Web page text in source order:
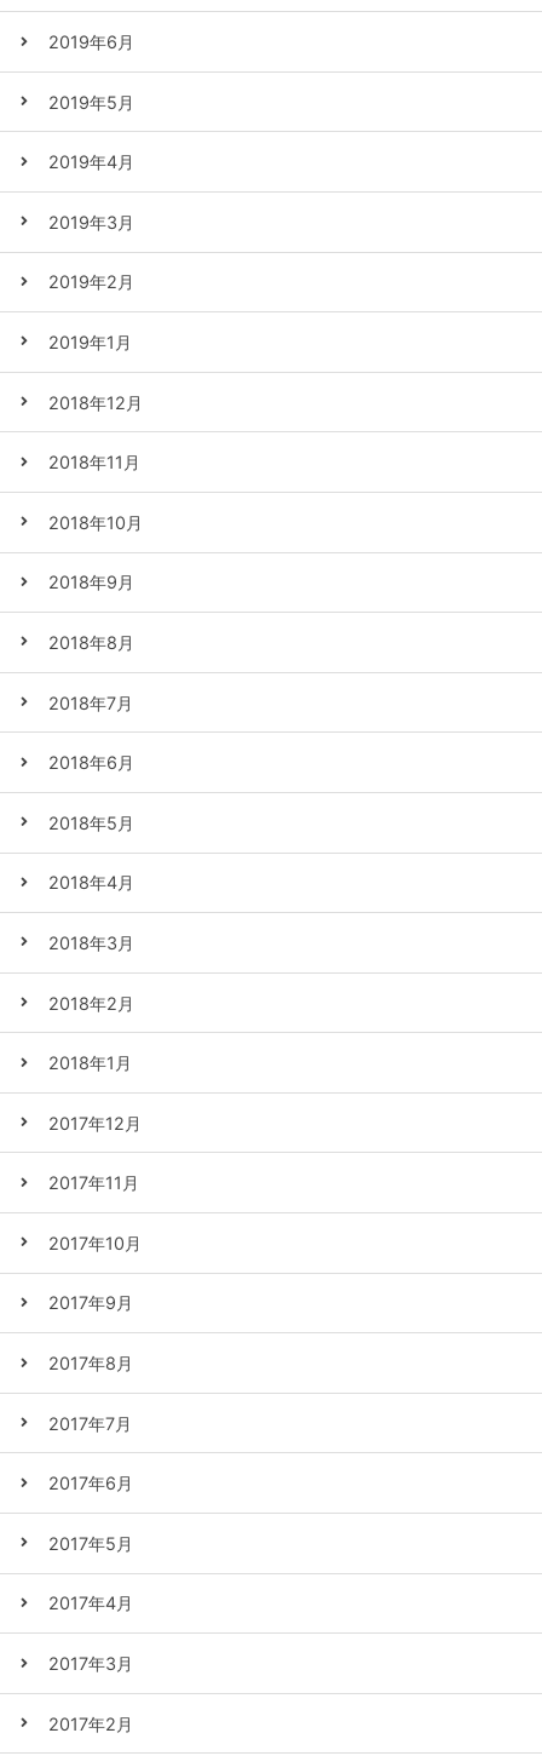
2019年6月
2019年5月
2019年4月
2019年3月
2019年2月
2019年1月
2018年12月
2018年11月
2018年10月
2018年9月
2018年8月
2018年7月
2018年6月
2018年5月
2018年4月
2018年3月
2018年2月
2018年1月
2017年12月
2017年11月
2017年10月
2017年9月
2017年8月
2017年7月
2017年6月
2017年5月
2017年4月
2017年3月
2017年2月